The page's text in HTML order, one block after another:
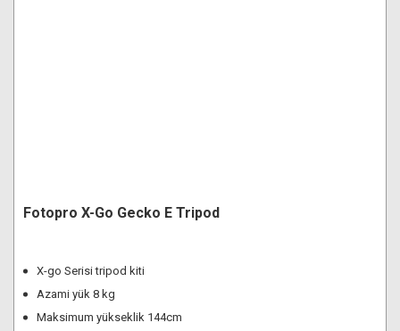
Fotopro X-Go Gecko E Tripod
X-go Serisi tripod kiti
Azami yük 8 kg
Maksimum yükseklik 144cm